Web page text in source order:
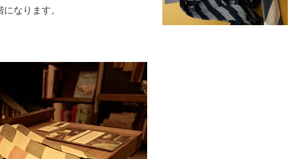
なります。